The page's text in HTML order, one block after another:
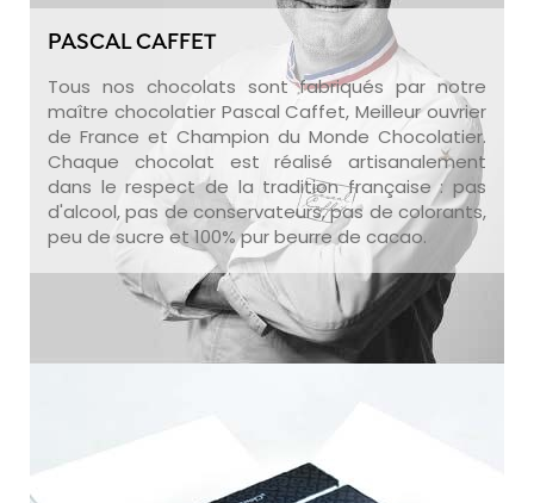
PASCAL CAFFET
Tous nos chocolats sont fabriqués par notre
maître chocolatier Pascal Caffet, Meilleur ouvrier
de France et Champion du Monde Chocolatier.
Chaque chocolat est réalisé artisanalement
dans le respect de la tradition française : pas
d'alcool, pas de conservateurs, pas de colorants,
peu de sucre et 100% pur beurre de cacao.